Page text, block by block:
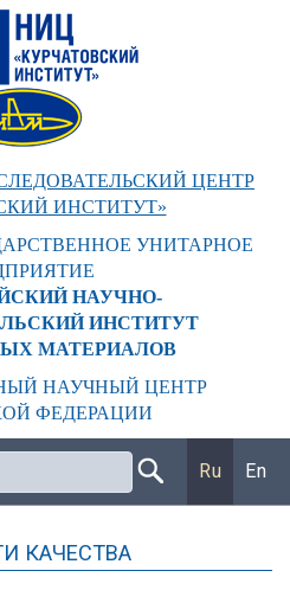
ЦЕНТР
ИНСТИТУТ»
УНИТАРНОЕ
НАУЧНО-
ИНСТИТУТ
МАТЕРИАЛОВ
НАУЧНЫЙ ЦЕНТР
ФЕДЕРАЦИИ
Ru En
КАЧЕСТВА